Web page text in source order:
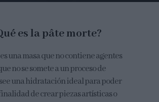
es la pâte morte?
es una masa que no contiene agentes
no se somete a un proceso de
una hidratación ideal para poder
de crear piezas artísticas o